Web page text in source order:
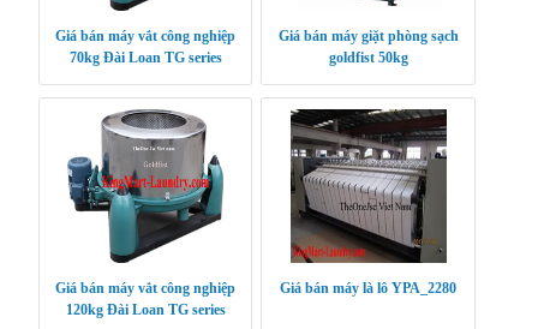
Giá bán máy vắt công nghiệp
70kg Đài Loan TG series
Giá bán máy giặt phòng sạch
goldfist 50kg
Giá bán máy vắt công nghiệp
120kg Đài Loan TG series
Giá bán máy là lô YPA_2280